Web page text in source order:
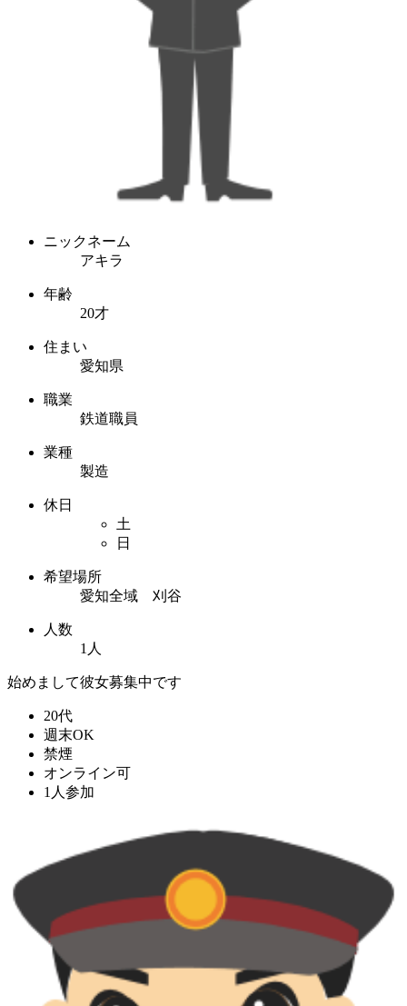
ニックネーム
アキラ
年齢
20才
住まい
愛知県
職業
鉄道職員
業種
製造
休日
土
日
希望場所
愛知全域 刈谷
人数
1人
始めまして彼女募集中です
20代
週末OK
禁煙
オンライン可
1人参加